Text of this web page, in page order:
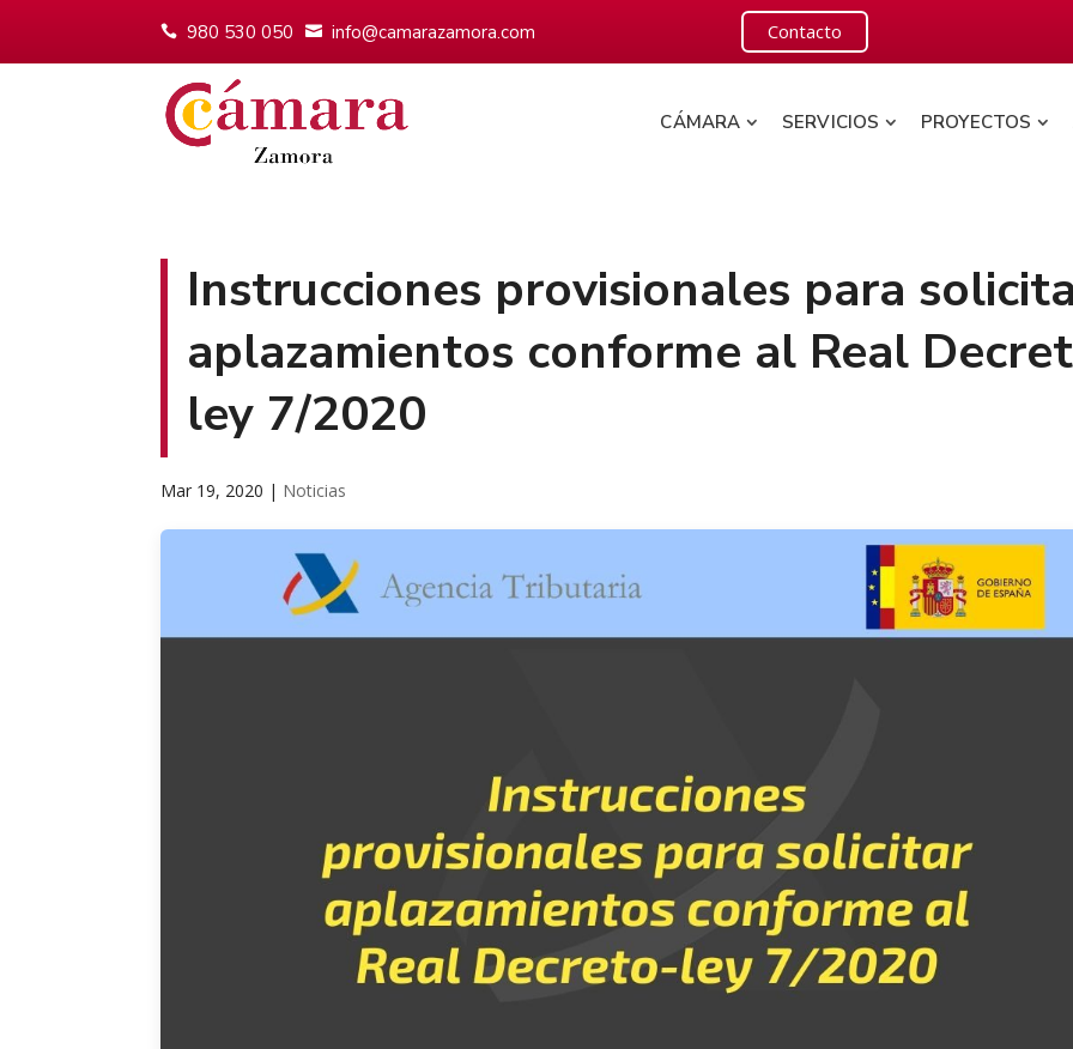
980 530 050 info@camarazamora.com Contacto
CÁMARA SERVICIOS PROYECTOS
Instrucciones provisionales para
aplazamientos conforme al Real
ley 7/2020
Mar 19, 2020 | Noticias